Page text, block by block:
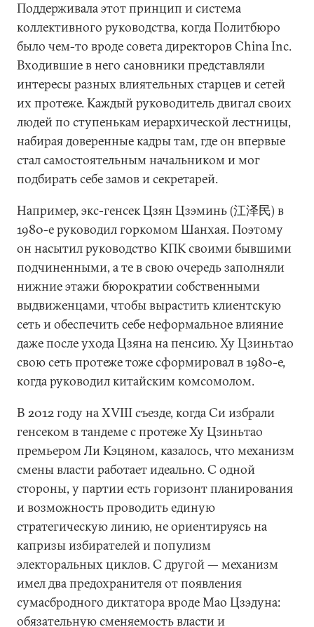
Поддерживала этот принцип и система
коллективного руководства, когда Политбюро
было чем-то вроде совета директоров China Inc.
Входившие в него сановники представляли
интересы разных влиятельных старцев и сетей
их протеже. Каждый руководитель двигал своих
людей по ступенькам иерархической лестницы,
набирая доверенные кадры там, где он впервые
стал самостоятельным начальником и мог
подбирать себе замов и секретарей.
Например, экс-генсек Цзян Цзэминь (江泽民) в
1980-е руководил горкомом Шанхая. Поэтому
он насытил руководство КПК своими бывшими
подчиненными, а те в свою очередь заполняли
нижние этажи бюрократии собственными
выдвиженцами, чтобы вырастить клиентскую
сеть и обеспечить себе неформальное влияние
даже после ухода Цзяна на пенсию. Ху Цзиньтао
свою сеть протеже тоже сформировал в 1980-е,
когда руководил китайским комсомолом.
В 2012 году на XVIII съезде, когда Си избрали
генсеком в тандеме с протеже Ху Цзиньтао
премьером Ли Кэцяном, казалось, что механизм
смены власти работает идеально. С одной
стороны, у партии есть горизонт планирования
и возможность проводить единую
стратегическую линию, не ориентируясь на
капризы избирателей и популизм
электоральных циклов. С другой — механизм
имел два предохранителя от появления
сумасбродного диктатора вроде Мао Цзэдуна:
обязательную сменяемость власти и